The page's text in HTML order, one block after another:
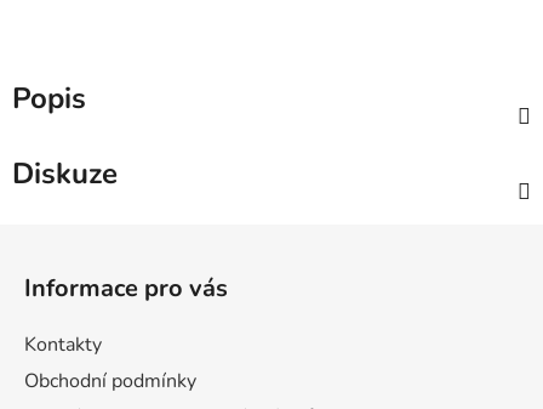
Popis
Diskuze
Informace pro vás
Kontakty
Obchodní podmínky